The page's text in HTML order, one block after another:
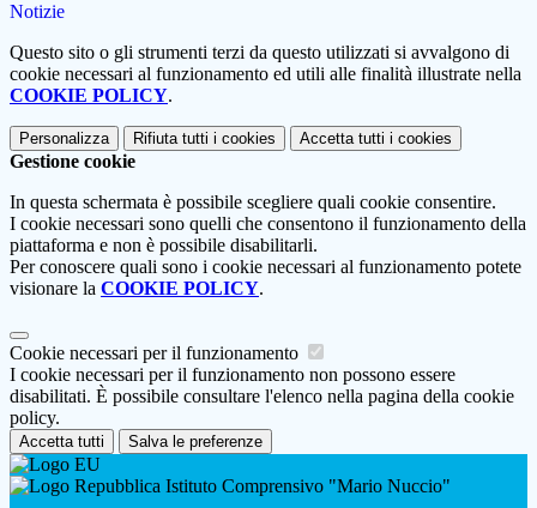
Notizie
Questo sito o gli strumenti terzi da questo utilizzati si avvalgono di
cookie necessari al funzionamento ed utili alle finalità illustrate nella
COOKIE POLICY.
Personalizza Rifiuta tutti i cookies Accetta tutti i cookies
Gestione cookie
In questa schermata è possibile scegliere quali cookie consentire.
I cookie necessari sono quelli che consentono il funzionamento della
piattaforma e non è possibile disabilitarli.
Per conoscere quali sono i cookie necessari al funzionamento potete
visionare la COOKIE POLICY.
Cookie necessari per il funzionamento
I cookie necessari per il funzionamento non possono essere
disabilitati. È possibile consultare l'elenco nella pagina della cookie
policy.
Accetta tutti Salva le preferenze
Istituto Comprensivo "Mario Nuccio"